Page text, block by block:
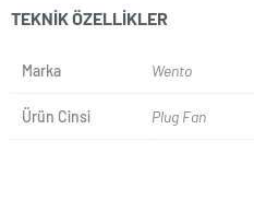
TEKNIK ÖZELLIKLER
Marka Wento
Ürün Cinsi Plug Fan